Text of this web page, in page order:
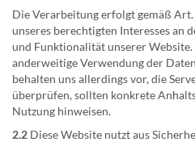
Die Verarbeitung erfolgt gemäß Art.
unseres berechtigten Interesses an
und Funktionalität unserer
anderweitige Verwendung der
behalten uns allerdings vor, die
überprüfen, sollten konkrete
Nutzung hinweisen.
2.2 Diese Website nutzt aus